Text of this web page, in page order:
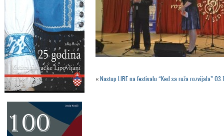
«Nastup LIRE na festivalu “Ked sa ruža rozvijala”